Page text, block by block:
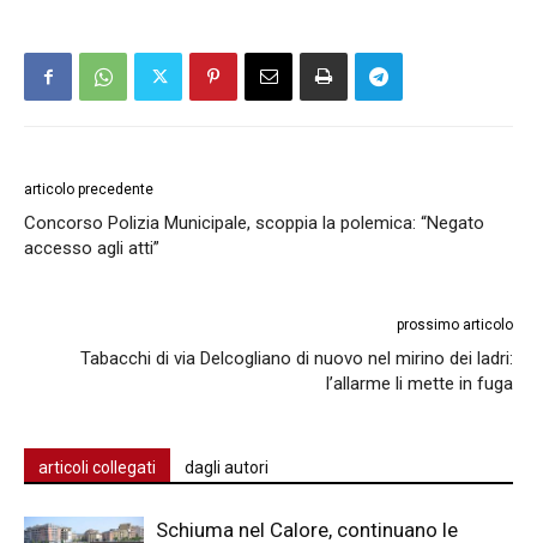
articolo precedente
Concorso Polizia Municipale, scoppia la polemica: “Negato
accesso agli atti”
prossimo articolo
Tabacchi di via Delcogliano di nuovo nel mirino dei ladri:
l’allarme li mette in fuga
articoli collegati dagli autori
Schiuma nel Calore, continuano le